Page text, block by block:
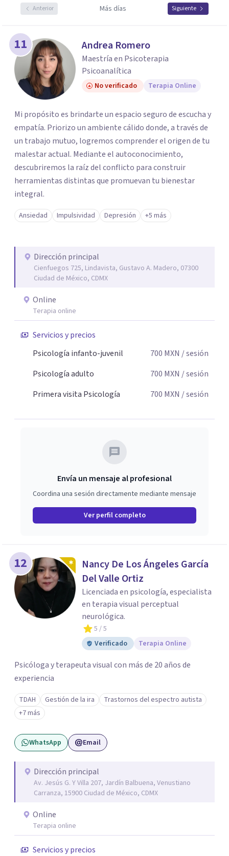
Anterior Más días Siguiente
11 Andrea Romero
Maestría en Psicoterapia
Psicoanalítica
No verificado Terapia Online
Mi propósito es brindarte un espacio seguro de escucha y
empatía. Priorizo un ambiente cálido donde, a través de
un trabajo mutuo, logremos comprender el origen de tu
malestar actual. Mediante el autoconocimiento,
descubriremos la raíz del conflicto para construir
herramientas distintas que promuevan tu bienestar
integral.
Ansiedad Impulsividad Depresión +5 más
Dirección principal
Cienfuegos 725, Lindavista, Gustavo A. Madero, 07300
Ciudad de México, CDMX
Online
Terapia online
Servicios y precios
Psicología infanto-juvenil
700 MXN / sesión
Psicología adulto
700 MXN / sesión
Primera visita Psicología
700 MXN / sesión
Envía un mensaje al profesional
Coordina una sesión directamente mediante mensaje
Ver perfil completo
12
Nancy De Los Ángeles García
Del Valle Ortiz
Licenciada en psicología, especialista
en terapia visual perceptual
neurológica.
5 / 5
Verificado
Terapia Online
Psicóloga y terapeuta visual con más de 20 años de
experiencia
TDAH Gestión de la ira
Trastornos del espectro autista
+7 más
WhatsApp Email
Dirección principal
Av. Jesús G. Y Villa 207, Jardín Balbuena, Venustiano
Carranza, 15900 Ciudad de México, CDMX
Online
Terapia online
Servicios y precios